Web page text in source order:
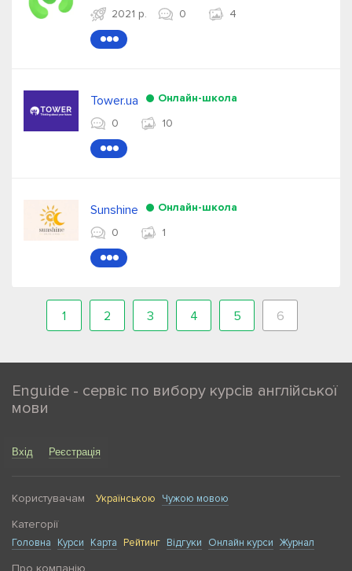
2021 р.
0 4
●●●
Tower.ua
Онлайн-школа
0
10
●●●
Sunshine
Онлайн-школа
0
1
●●●
1 2 3 4 5 6
Enguide - сервіс по вибору курсів англійської
мови
Вхід Реєстрація
Користувачам Українською Чужою мовою
Категорії
Головна Курси Карта Рейтинг Відгуки Онлайн курси Журнал
Про компанію